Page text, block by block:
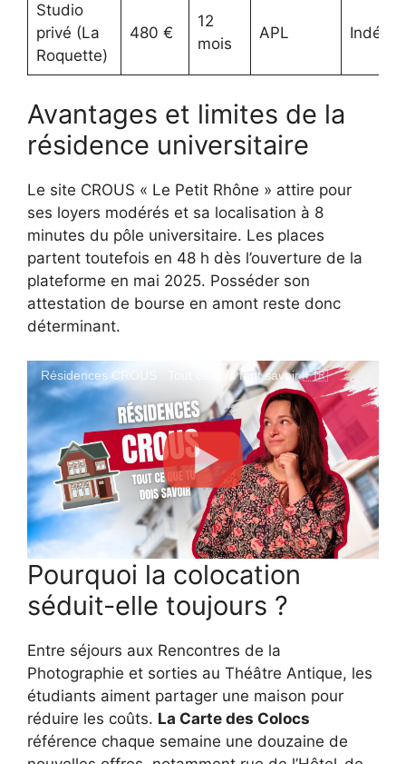
Studio
privé (La
Roquette)
480 €
12
mois
APL
Avantages et limites de la
résidence universitaire
Le site CROUS « Le Petit Rhône » attire pour
ses loyers modérés et sa localisation à 8
minutes du pôle universitaire. Les places
partent toutefois en 48 h dès l’ouverture de la
plateforme en mai 2025. Posséder son
attestation de bourse en amont reste donc
déterminant.
Résidences CROUS : Tout ce qu'il faut savoir 🇫🇷
Pourquoi la colocation
séduit-elle toujours ?
Entre séjours aux Rencontres de la
Photographie et sorties au Théâtre Antique, les
étudiants aiment partager une maison pour
réduire les coûts. La Carte des Colocs
référence chaque semaine une douzaine de